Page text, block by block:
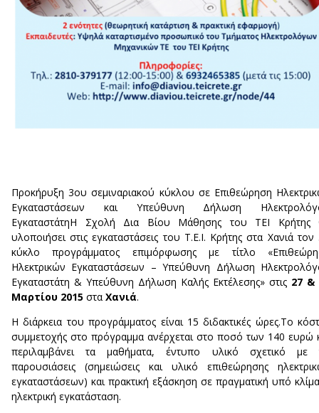
Προκήρυξη 3ου σεμιναριακού κύκλου σε Επιθεώρηση
Εγκαταστάσεων και Υπεύθυνη Δήλωση
ΕγκαταστάτηΗ Σχολή Δια Βίου Μάθησης του ΤΕΙ Κρήτης
υλοποιήσει στις εγκαταστάσεις του Τ.Ε.Ι. Κρήτης στα Χανιά τον
κύκλο προγράμματος επιμόρφωσης με τίτλο
Ηλεκτρικών Εγκαταστάσεων – Υπεύθυνη Δήλωση
Εγκαταστάτη & Υπεύθυνη Δήλωση Καλής Εκτέλεσης» στις 27 &
Μαρτίου 2015 στα Χανιά.
Η διάρκεια του προγράμματος είναι 15 διδακτικές ώρες.Το
συμμετοχής στο πρόγραμμα ανέρχεται στο ποσό των 140 ευρώ
περιλαμβάνει τα μαθήματα, έντυπο υλικό σχετικό με
παρουσιάσεις (σημειώσεις και υλικό επιθεώρησης
εγκαταστάσεων) και πρακτική εξάσκηση σε πραγματική υπό
ηλεκτρική εγκατάσταση.